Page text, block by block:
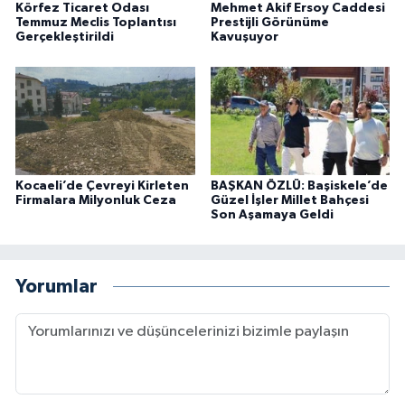
Körfez Ticaret Odası
Temmuz Meclis Toplantısı
Gerçekleştirildi
Mehmet Akif Ersoy Caddesi
Prestijli Görünüme
Kavuşuyor
Kocaeli’de Çevreyi Kirleten
Firmalara Milyonluk Ceza
BAŞKAN ÖZLÜ: Başiskele’de
Güzel İşler Millet Bahçesi
Son Aşamaya Geldi
Yorumlar